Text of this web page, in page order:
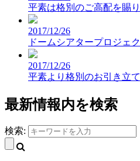
平素は格別のご高配を賜
2017/12/26
ドームシアタープロジェ
2017/12/26
平素より格別のお引き立
最新情報内を検索
検索: